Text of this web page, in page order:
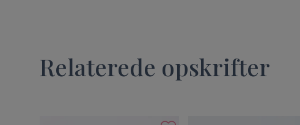
Relaterede opskrifter